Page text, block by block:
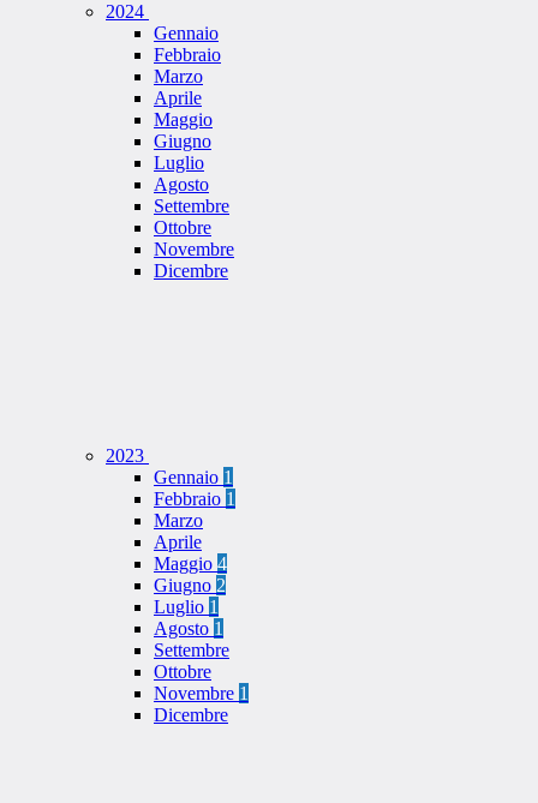
2024
Gennaio
Febbraio
Marzo
Aprile
Maggio
Giugno
Luglio
Agosto
Settembre
Ottobre
Novembre
Dicembre
2023
Gennaio 1
Febbraio 1
Marzo
Aprile
Maggio 4
Giugno 2
Luglio 1
Agosto 1
Settembre
Ottobre
Novembre 1
Dicembre